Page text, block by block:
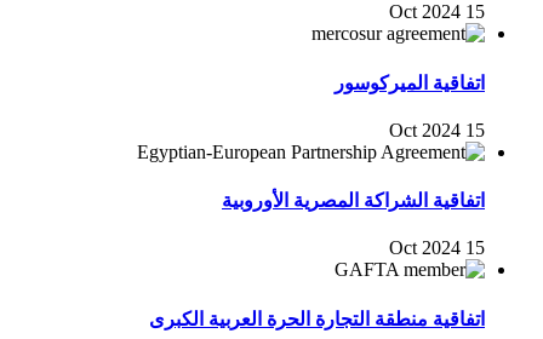
15 Oct 2024
اتفاقية الميركوسور
15 Oct 2024
اتفاقية الشراكة المصرية الأوروبية
15 Oct 2024
اتفاقية منطقة التجارة الحرة العربية الكبرى